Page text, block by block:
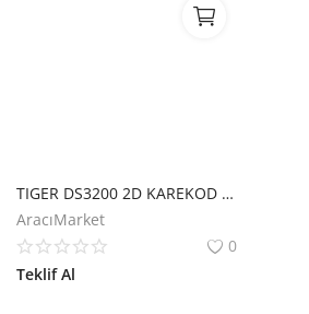
TIGER DS3200 2D KAREKOD KABLOLU USB MASAÜSTÜ BARKOD OKUYUCU
AracıMarket
0
Teklif Al